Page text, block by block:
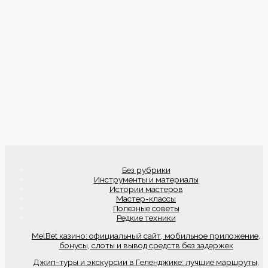
Без рубрики
Инструменты и материалы
Истории мастеров
Мастер-классы
Полезные советы
Редкие техники
MelBet казино: официальный сайт, мобильное приложение,
бонусы, слоты и вывод средств без задержек
Джип-туры и экскурсии в Геленджике: лучшие маршруты,